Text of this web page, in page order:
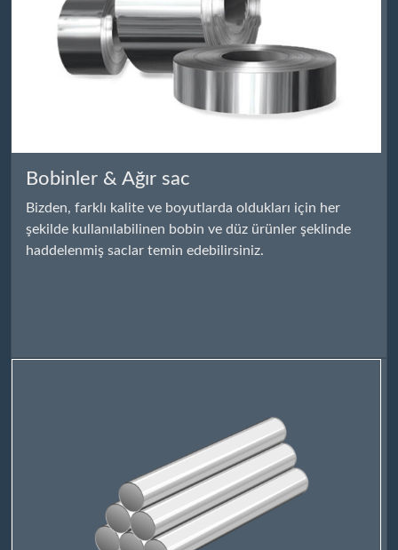
Bobinler & Ağır sac
Bizden, farklı kalite ve boyutlarda oldukları için her
şekilde kullanılabilinen bobin ve düz ürünler şeklinde
haddelenmiş saclar temin edebilirsiniz.